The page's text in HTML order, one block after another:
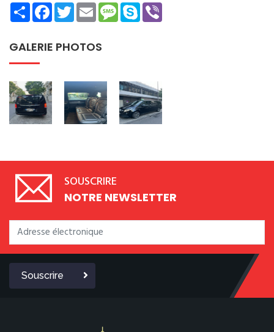
ShareFacebookTwitterEmailMessage
Skype
GALERIE PHOTOS
SOUSCRIRE
NOTRE NEWSLETTER
Souscrire